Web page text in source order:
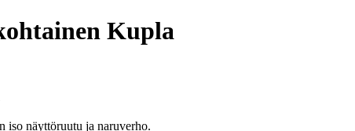
Kupla